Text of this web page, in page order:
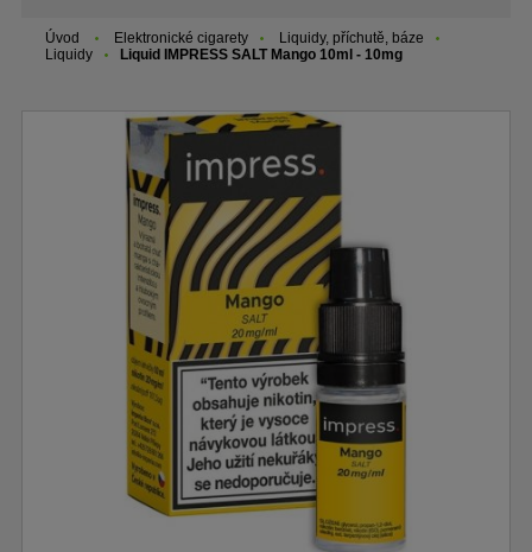
Úvod Elektronické cigarety
Liquidy, příchutě, báze
Liquidy
Liquid IMPRESS SALT Mango 10ml - 10mg